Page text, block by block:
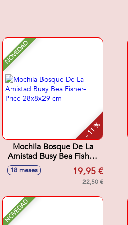
NOVEDAD
- 11 %
Mochila Bosque De La
Amistad Busy Bea Fisher-
Price 28x8x29 cm
18 meses 19,95 €
22,50 €
NOVEDAD